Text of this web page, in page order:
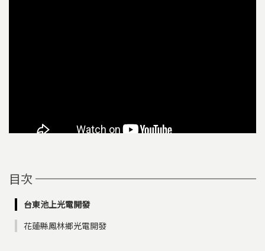
目次
台東池上光電開發
花蓮縣鳳林鄉光電開發